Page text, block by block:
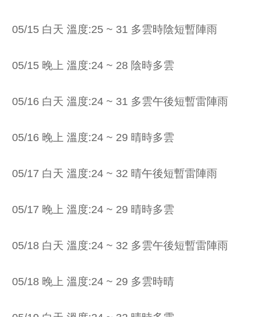
05/15 白天 溫度:25 ~ 31 多雲時陰短暫陣雨
05/15 晚上 溫度:24 ~ 28 陰時多雲
05/16 白天 溫度:24 ~ 31 多雲午後短暫雷陣雨
05/16 晚上 溫度:24 ~ 29 晴時多雲
05/17 白天 溫度:24 ~ 32 晴午後短暫雷陣雨
05/17 晚上 溫度:24 ~ 29 晴時多雲
05/18 白天 溫度:24 ~ 32 多雲午後短暫雷陣雨
05/18 晚上 溫度:24 ~ 29 多雲時晴